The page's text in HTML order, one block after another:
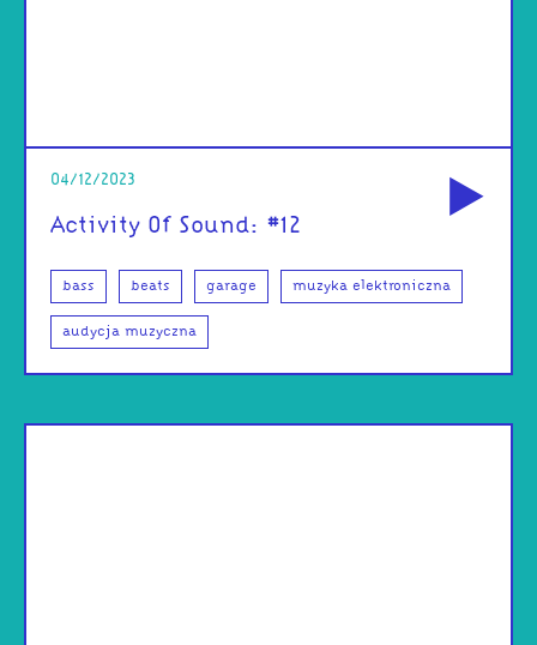
04/12/2023
Activity Of Sound: #12
bass beats garage muzyka elektroniczna
audycja muzyczna